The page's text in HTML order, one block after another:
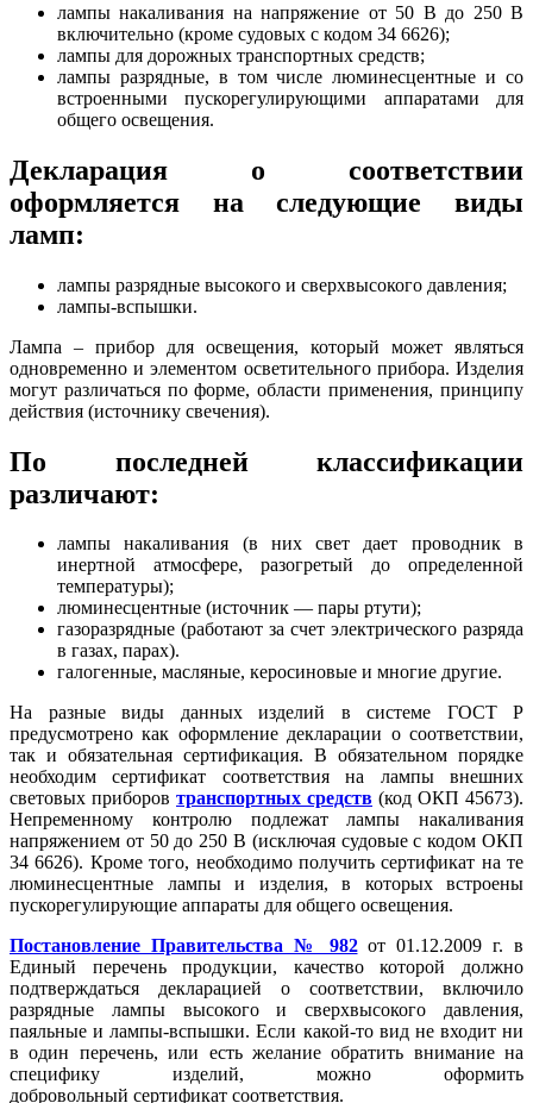
лампы накаливания на напряжение от 50 В до 250 В
включительно (кроме судовых с кодом 34 6626);
лампы для дорожных транспортных средств;
лампы разрядные, в том числе люминесцентные и со
встроенными пускорегулирующими аппаратами для
общего освещения.
Декларация о соответствии
оформляется на следующие виды
ламп:
лампы разрядные высокого и сверхвысокого давления;
лампы-вспышки.
Лампа – прибор для освещения, который может являться
одновременно и элементом осветительного прибора. Изделия
могут различаться по форме, области применения, принципу
действия (источнику свечения).
По последней классификации
различают:
лампы накаливания (в них свет дает проводник в
инертной атмосфере, разогретый до определенной
температуры);
люминесцентные (источник — пары ртути);
газоразрядные (работают за счет электрического разряда
в газах, парах).
галогенные, масляные, керосиновые и многие другие.
На разные виды данных изделий в системе ГОСТ Р
предусмотрено как оформление декларации о соответствии,
так и обязательная сертификация. В обязательном порядке
необходим сертификат соответствия на лампы внешних
световых приборов транспортных средств (код ОКП 45673).
Непременному контролю подлежат лампы накаливания
напряжением от 50 до 250 В (исключая судовые с кодом ОКП
34 6626). Кроме того, необходимо получить сертификат на те
люминесцентные лампы и изделия, в которых встроены
пускорегулирующие аппараты для общего освещения.
Постановление Правительства № 982от 01.12.2009 г. в
Единый перечень продукции, качество которой должно
подтверждаться декларацией о соответствии, включило
разрядные лампы высокого и сверхвысокого давления,
паяльные и лампы-вспышки. Если какой-то вид не входит ни
в один перечень, или есть желание обратить внимание на
специфику изделий, можно оформить
добровольный сертификат соответствия.